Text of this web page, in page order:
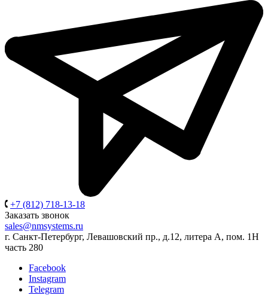
+7 (812) 718-13-18
Заказать звонок
sales@nmsystems.ru
г. Санкт-Петербург, Левашовский пр., д.12, литера А, пом. 1Н
часть 280
Facebook
Instagram
Telegram